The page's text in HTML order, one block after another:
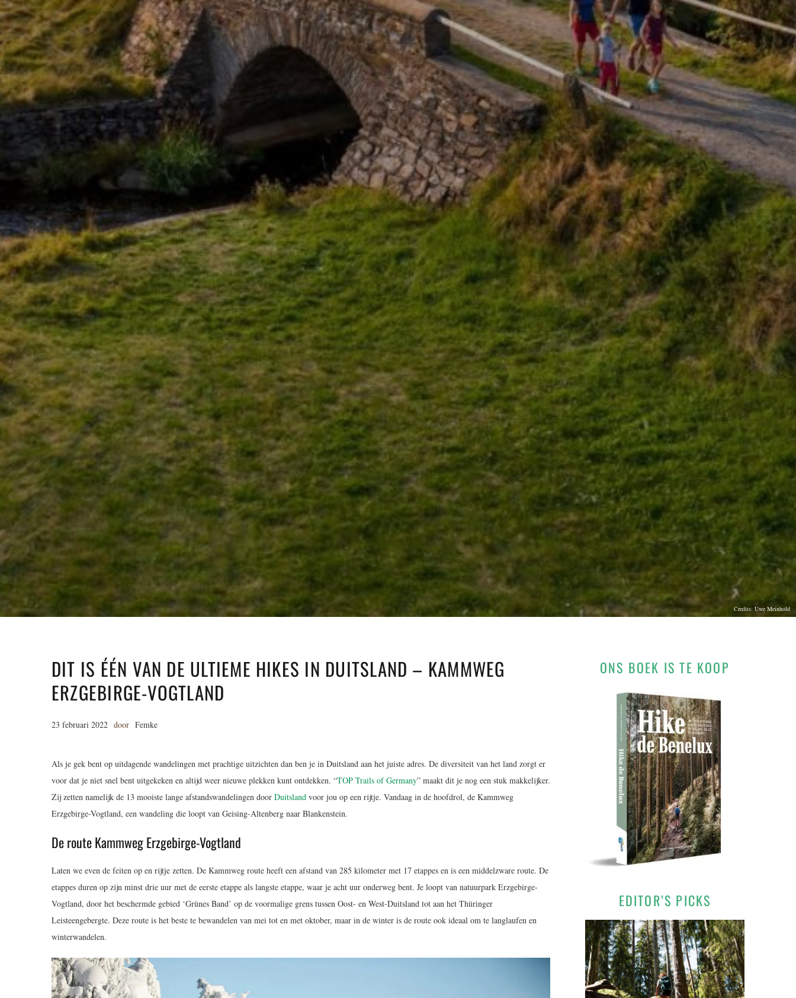
Credits: Uwe Meinhold
DIT IS ÉÉN VAN DE ULTIEME HIKES IN DUITSLAND – KAMMWEG
ERZGEBIRGE-VOGTLAND
23 februari 2022 door Femke
Als je gek bent op uitdagende wandelingen met prachtige uitzichten dan ben je in Duitsland aan het juiste adres. De diversiteit van het land zorgt er
voor dat je niet snel bent uitgekeken en altijd weer nieuwe plekken kunt ontdekken. “TOP Trails of Germany” maakt dit je nog een stuk makkelijker.
Zij zetten namelijk de 13 mooiste lange afstandswandelingen door Duitsland voor jou op een rijtje. Vandaag in de hoofdrol, de Kammweg
Erzgebirge-Vogtland, een wandeling die loopt van Geising-Altenberg naar Blankenstein.
De route Kammweg Erzgebirge-Vogtland
Laten we even de feiten op en rijtje zetten. De Kammweg route heeft een afstand van 285 kilometer met 17 etappes en is een middelzware route. De
etappes duren op zijn minst drie uur met de eerste etappe als langste etappe, waar je acht uur onderweg bent. Je loopt van natuurpark Erzgebirge-
Vogtland, door het beschermde gebied ‘Grünes Band’ op de voormalige grens tussen Oost- en West-Duitsland tot aan het Thüringer
Leisteengebergte. Deze route is het beste te bewandelen van mei tot en met oktober, maar in de winter is de route ook ideaal om te langlaufen en
winterwandelen.
ONS BOEK IS TE KOOP
EDITOR’S PICKS